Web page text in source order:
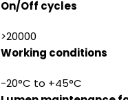
On/Off cycles
>20000
Working conditions
-20°C to +45°C